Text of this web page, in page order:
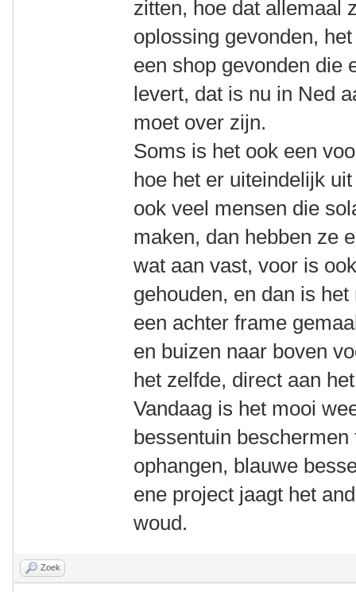
zitten, hoe dat allemaal
oplossing gevonden,
een shop gevonden die
levert, dat is nu in Ned
moet over zijn.
Soms is het ook een
hoe het er uiteindelijk
ook veel mensen die
maken, dan hebben ze
wat aan vast, voor is
gehouden, en dan is
een achter frame
en buizen naar boven
het zelfde, direct aan
Vandaag is het mooi
bessentuin
ophangen, blauwe
ene project jaagt het
woud.
Zoek